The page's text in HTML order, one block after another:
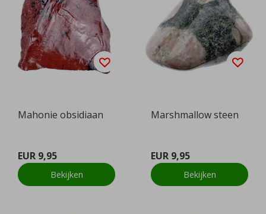
Mahonie obsidiaan
EUR 9,95
Bekijken
Marshmallow steen
EUR 9,95
Bekijken